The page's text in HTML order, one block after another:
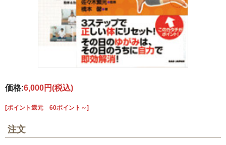
価格:6,000円(税込)
[ポイント還元 60ポイント～]
注文